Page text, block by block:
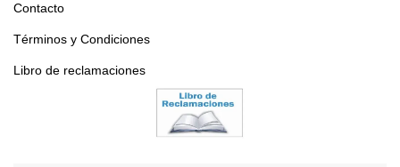
Contacto
Términos y Condiciones
Libro de reclamaciones